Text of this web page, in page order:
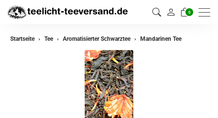
0
zurück
Startseite Tee Aromatisierter Schwarztee Mandarinen Tee